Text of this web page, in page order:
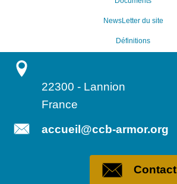
NewsLetter du site
Définitions
22300 - Lannion
France
accueil@ccb-armor.org
Contact